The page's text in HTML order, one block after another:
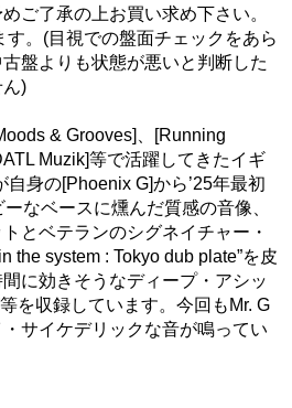
ご了承の上お買い求め下さい。
。(目視での盤面チェックをあら
盤よりも状態が悪いと判断した
ん)
& Grooves]、[Running
Muzik]等で活躍してきたイギ
自身の[Phoenix G]から’25年最初
なベースに燻んだ質感の音像、
とベテランのシグネイチャー・
the system : Tokyo dub plate”を皮
に効きそうなディープ・アシッ
を収録しています。今回もMr. G
サイケデリックな音が鳴ってい